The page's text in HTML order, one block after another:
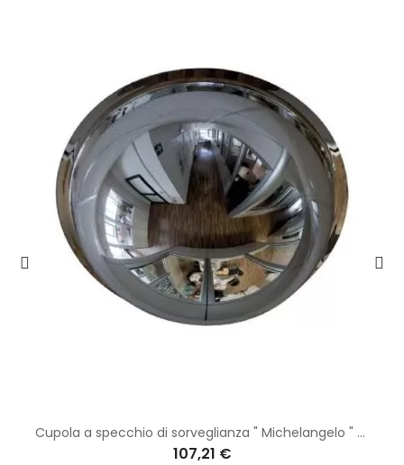
Cupola a specchio di sorveglianza " Michelangelo " diam 100 cm
107,21 €